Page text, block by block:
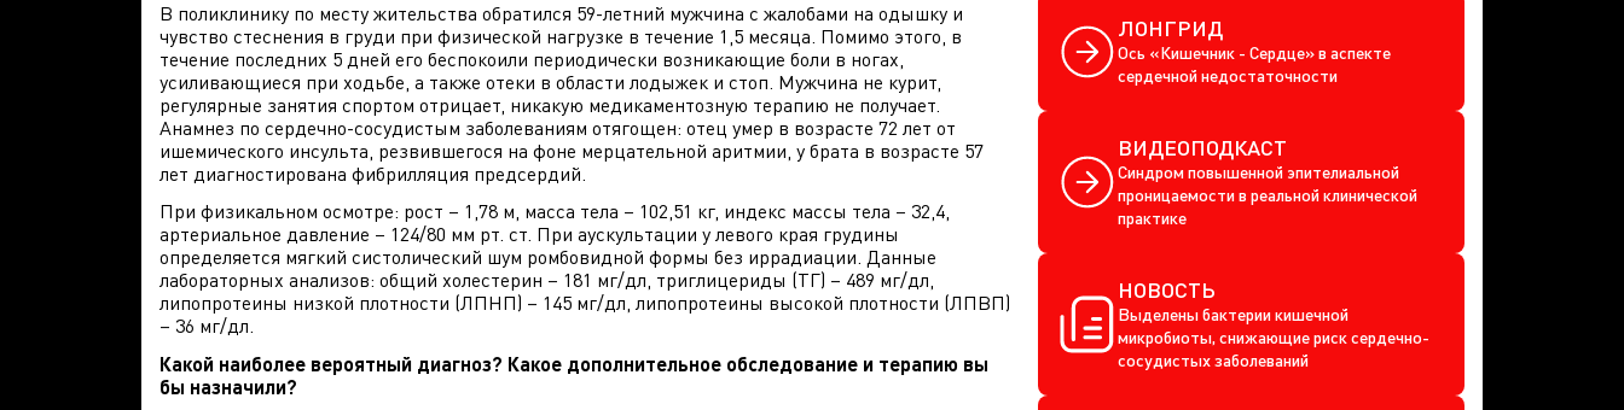
В поликлинику по месту жительства обратился 59-летний мужчина с жалобами на одышку и
чувство стеснения в груди при физической нагрузке в течение 1,5 месяца. Помимо этого, в
течение последних 5 дней его беспокоили периодически возникающие боли в ногах,
усиливающиеся при ходьбе, а также отеки в области лодыжек и стоп. Мужчина не курит,
регулярные занятия спортом отрицает, никакую медикаментозную терапию не получает.
Анамнез по сердечно-сосудистым заболеваниям отягощен: отец умер в возрасте 72 лет от
ишемического инсульта, резвившегося на фоне мерцательной аритмии, у брата в возрасте 57
лет диагностирована фибрилляция предсердий.
При физикальном осмотре: рост – 1,78 м, масса тела – 102,51 кг, индекс массы тела – 32,4,
артериальное давление – 124/80 мм рт. ст. При аускультации у левого края грудины
определяется мягкий систолический шум ромбовидной формы без иррадиации. Данные
лабораторных анализов: общий холестерин – 181 мг/дл, триглицериды (ТГ) – 489 мг/дл,
липопротеины низкой плотности (ЛПНП) – 145 мг/дл, липопротеины высокой плотности (ЛПВП)
– 36 мг/дл.
Какой наиболее вероятный диагноз? Какое дополнительное обследование и терапию вы
бы назначили?
ЛОНГРИД
Ось «Кишечник - Сердце» в аспекте
сердечной недостаточности
ВИДЕОПОДКАСТ
Синдром повышенной эпителиальной
проницаемости в реальной клинической
практике
НОВОСТЬ
Выделены бактерии кишечной
микробиоты, снижающие риск сердечно-
сосудистых заболеваний